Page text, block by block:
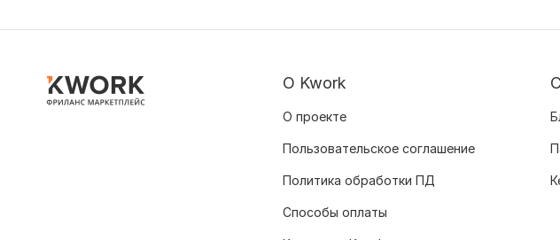
О Kwork
О проекте
Пользовательское соглашение
Политика обработки ПД
Способы оплаты